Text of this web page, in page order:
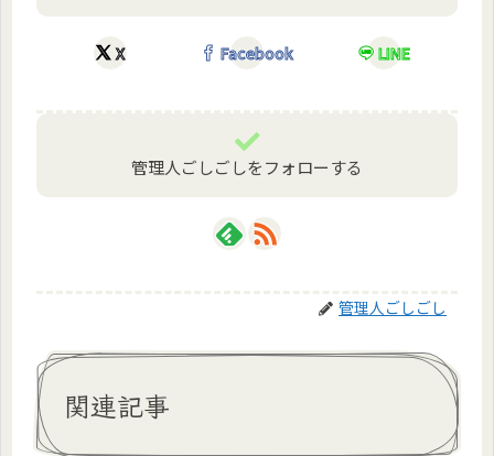
X Facebook LINE
管理人ごしごしをフォローする
管理人ごしごし
関連記事